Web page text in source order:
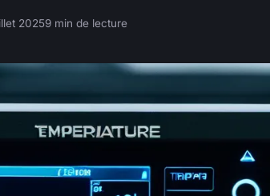
20259 min de lecture